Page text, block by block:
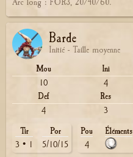
Barde
Initié - Taille moyenne
Mou
10
Ini
4
Def
4
Res
3
Tir
3 • 1
Por
5/10/15
Pou
4
Éléments